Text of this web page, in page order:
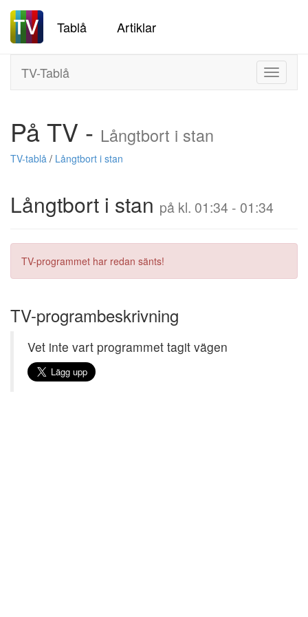
Tablå Artiklar
Toggle
TV-Tablå
På TV - Långtbort i stan
TV-tablå / Långtbort i stan
Långtbort i stan på kl. 01:34 - 01:34
TV-programmet har redan sänts!
TV-programbeskrivning
Vet inte vart programmet tagit vägen